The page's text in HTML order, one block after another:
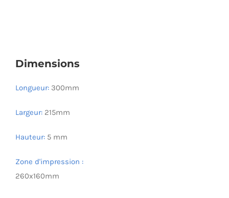
Dimensions
Longueur: 300mm
Largeur: 215mm
Hauteur: 5 mm
Zone d'impression :
260x160mm